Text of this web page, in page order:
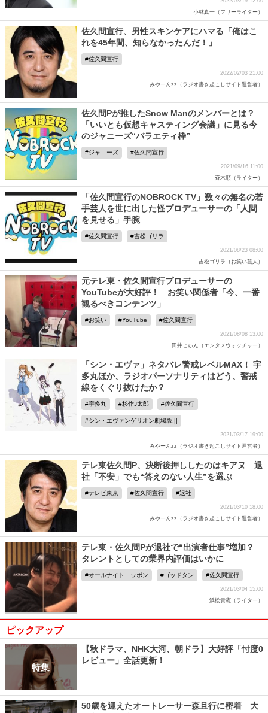
小林真一（フリーライター）
佐久間宣行、男性スキンケアにハマる「俺はこ
れを45年間、知らなかったんだ！」
佐久間宣行
2022/02/03 21:00
みやーんzz（ラジオ書き起こしサイト運営者）
佐久間Pが推したSnow Manのメンバーとは？
「いいとも仮想キャスティング会議」に見る今
のジャニーズ“バラエティ枠”
ジャニーズ 佐久間宣行
2021/09/16 11:00
斉木順（ライター）
「佐久間宣行のNOBROCK TV」数々の無名の若
手芸人を世に出した怪プロデューサーの「人間
を見せる」手腕
佐久間宣行 吉松ゴリラ
2021/08/23 08:00
吉松ゴリラ（お笑い芸人）
元テレ東・佐久間宣行プロデューサーの
YouTubeが大好評！ お笑い関係者「今、一番
観るべきコンテンツ」
お笑い YouTube 佐久間宣行
2021/08/08 13:00
田井じゅん（エンタメウォッチャー）
「シン・エヴァ」ネタバレ警戒レベルMAX！ 宇
多丸ほか、ラジオパーソナリティはどう、警戒
線をくぐり抜けたか？
宇多丸 杉作J太郎 佐久間宣行
シン・エヴァンゲリオン劇場版:||
2021/03/17 19:00
みやーんzz（ラジオ書き起こしサイト運営者）
テレ東佐久間P、決断後押ししたのはキアヌ 退
社「不安」でも“答えのない人生”を選ぶ
テレビ東京 佐久間宣行 退社
2021/03/10 18:00
みやーんzz（ラジオ書き起こしサイト運営者）
テレ東・佐久間Pが退社で“出演者仕事”増加？
タレントとしての業界内評価はいかに
オールナイトニッポン ゴッドタン 佐久間宣行
2021/03/04 15:00
浜松貴憲（ライター）
ピックアップ
特集
【秋ドラマ、NHK大河、朝ドラ】大好評「忖度0
レビュー」全話更新！
50歳を迎えたオートレーサー森且行に密着 大